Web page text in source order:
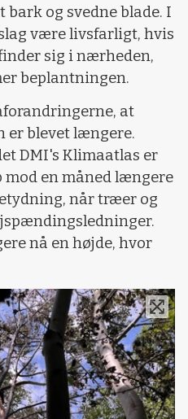
og svedne blade. I
være livsfarligt, hvis
sig i nærheden,
beplantningen.
at
er blevet længere.
DMI's Klimaatlas er
en måned længere
når træer og
nå en højde, hvor